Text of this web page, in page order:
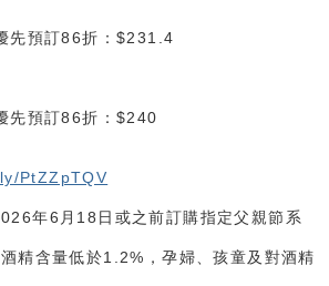
先預訂86折：$231.4
先預訂86折：$240
PtZZpTQV
年6月18日或之前訂購指定父親節系
精含量低於1.2%，孕婦、孩童及對酒精